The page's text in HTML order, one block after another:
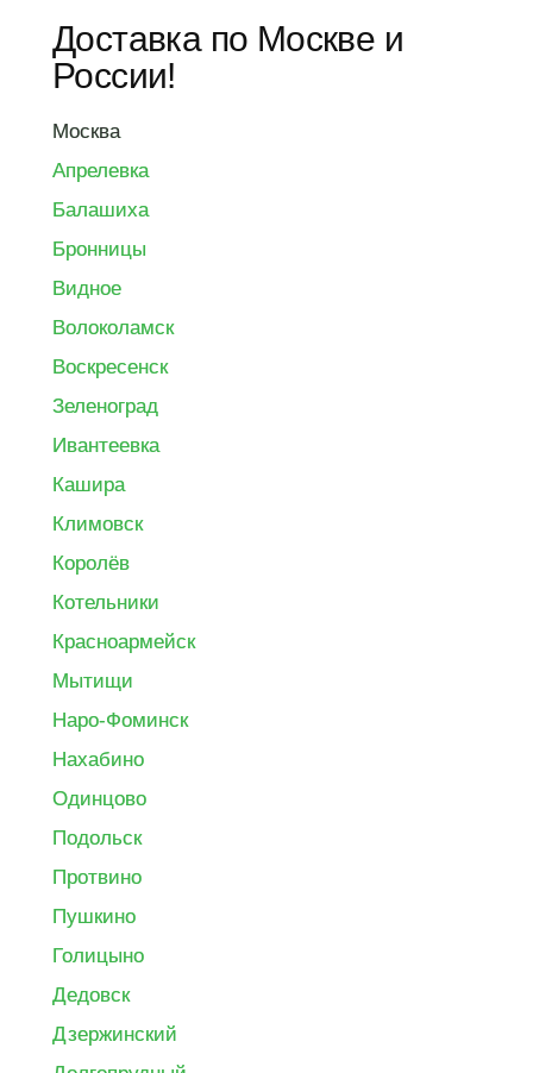
Доставка по Москве и
России!
Москва
Апрелевка
Балашиха
Бронницы
Видное
Волоколамск
Воскресенск
Зеленоград
Ивантеевка
Кашира
Климовск
Королёв
Котельники
Красноармейск
Мытищи
Наро-Фоминск
Нахабино
Одинцово
Подольск
Протвино
Пушкино
Голицыно
Дедовск
Дзержинский